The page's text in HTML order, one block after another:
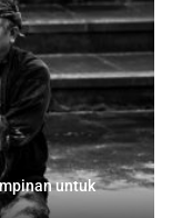
untuk